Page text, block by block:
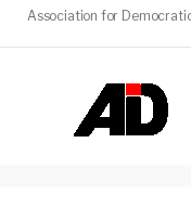
Association for